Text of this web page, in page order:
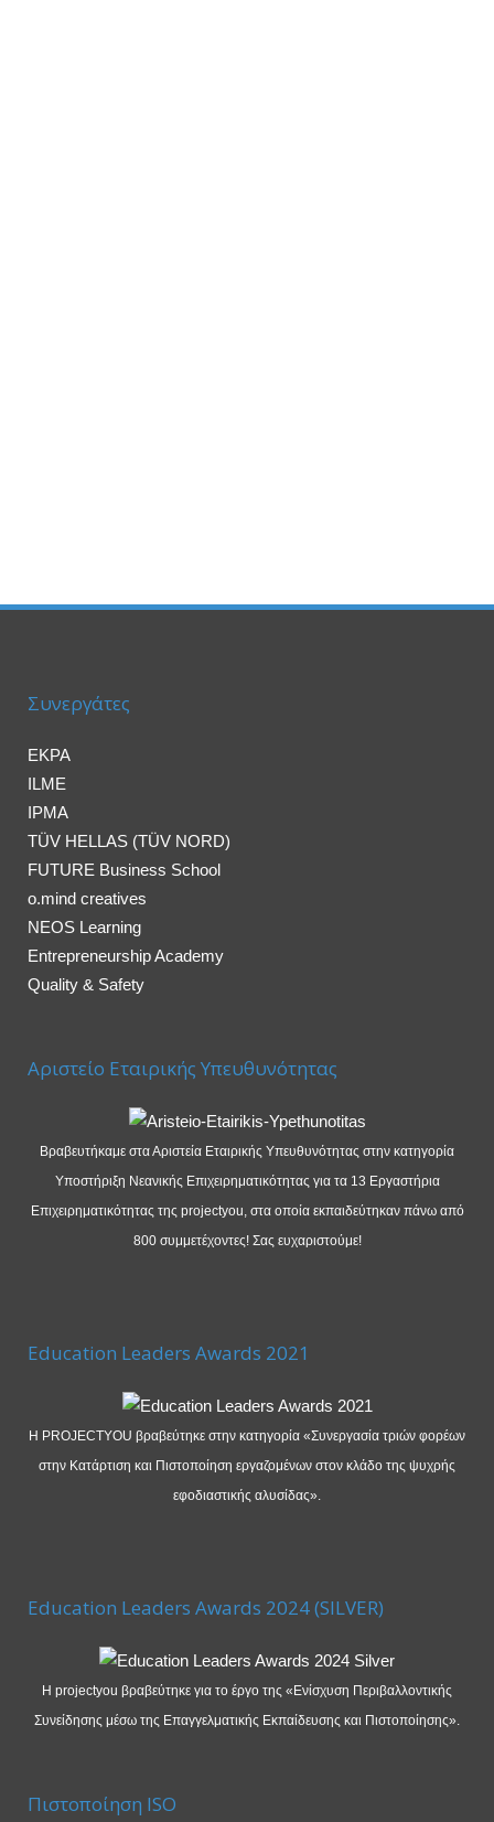
Συνεργάτες
EKPA
ILME
IPMA
TÜV HELLAS (TÜV NORD)
FUTURE Business School
o.mind creatives
NEOS Learning
Entrepreneurship Academy
Quality & Safety
Αριστείο Εταιρικής Υπευθυνότητας
Βραβευτήκαμε στα Αριστεία Εταιρικής Υπευθυνότητας στην κατηγορία
Υποστήριξη Νεανικής Επιχειρηματικότητας για τα 13 Εργαστήρια
Επιχειρηματικότητας της projectyou, στα οποία εκπαιδεύτηκαν πάνω από
800 συμμετέχοντες! Σας ευχαριστούμε!
Education Leaders Awards 2021
Η PROJECTYOU βραβεύτηκε στην κατηγορία «Συνεργασία τριών φορέων
στην Κατάρτιση και Πιστοποίηση εργαζομένων στον κλάδο της ψυχρής
εφοδιαστικής αλυσίδας».
Education Leaders Awards 2024 (SILVER)
Η projectyou βραβεύτηκε για το έργο της «Ενίσχυση Περιβαλλοντικής
Συνείδησης μέσω της Επαγγελματικής Εκπαίδευσης και Πιστοποίησης».
Πιστοποίηση ISO